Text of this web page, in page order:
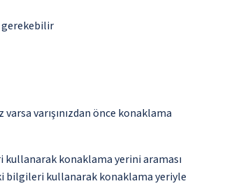
gerekebilir
varışınızdan önce konaklama
konaklama yerini araması
bilgileri kullanarak konaklama yeriyle